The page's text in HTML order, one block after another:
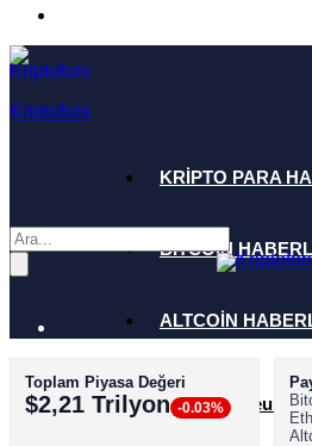
Kriptofoni
KRİPTO PARA
BİTCOİN
ALTCOİN
Ethereum
AKADEMİ
Toplam Piyasa Değeri
$2,21 Trilyon -0.03%